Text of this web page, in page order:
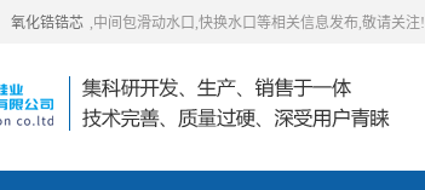
氧化锆锆芯 ,中间包滑动水口,快换水口等相关信息发布,敬请关注!